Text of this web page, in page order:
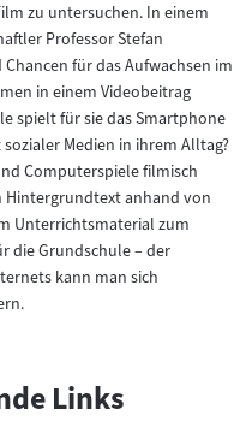
zu untersuchen. In einem
Professor Stefan
für das Aufwachsen im
in einem Videobeitrag
spielt für sie das Smartphone
Medien in ihrem Alltag?
Computerspiele filmisch
anhand von
Unterrichtsmaterial zum
die Grundschule – der
kann man sich
Links